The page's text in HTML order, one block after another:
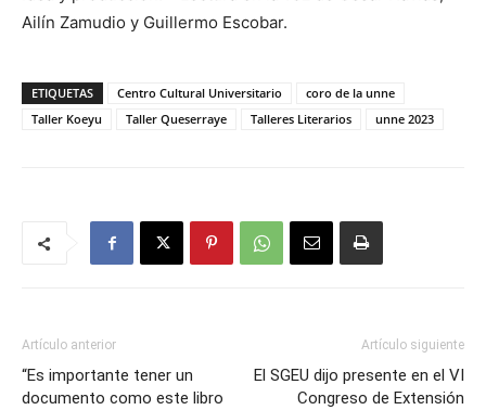
Ailín Zamudio y Guillermo Escobar.
ETIQUETAS Centro Cultural Universitario
coro de la unne
Taller Koeyu
Taller Queserraye Talleres Literarios unne 2023
Artículo anterior
“Es importante tener un
documento como este libro
Artículo siguiente
El SGEU dijo presente en el VI
Congreso de Extensión